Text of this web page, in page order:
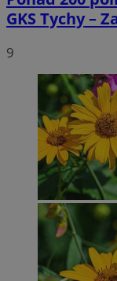
GKS Tychy –
9